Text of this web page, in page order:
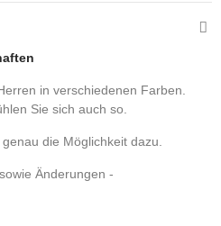
in verschiedenen Farben.
Sie sich auch so.
die Möglichkeit dazu.
Änderungen -